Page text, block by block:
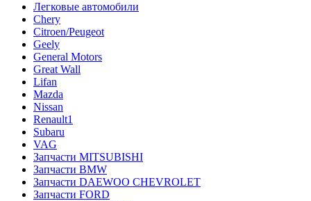
Легковые автомобили
Chery
Citroen/Peugeot
Geely
General Motors
Great Wall
Lifan
Mazda
Nissan
Renault1
Subaru
VAG
Запчасти MITSUBISHI
Запчасти BMW
Запчасти DAEWOO CHEVROLET
Запчасти FORD